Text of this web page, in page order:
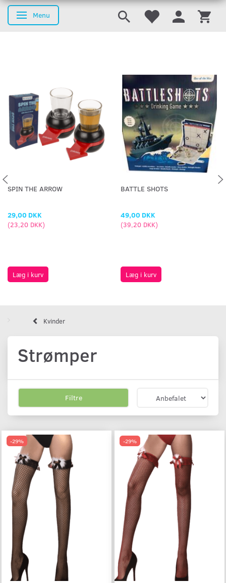
Skifte navigation
Menu
SPIN THE ARROW
29,00 DKK
(23,20 DKK)
Læg i kurv
BATTLE SHOTS
49,00 DKK
(39,20 DKK)
Læg i kurv
Kvinder
Strømper
Filtre
-29% -29%